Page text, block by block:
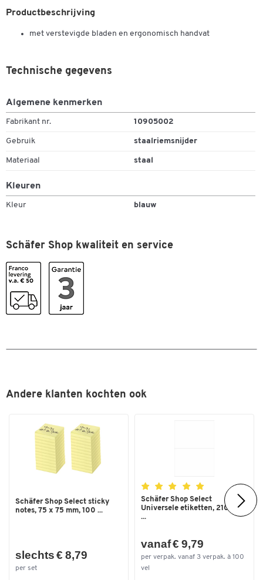
Productbeschrijving
met verstevigde bladen en ergonomisch handvat
Technische gegevens
Algemene kenmerken
Fabrikant nr. 10905002
Gebruik staalriemsnijder
Materiaal staal
Kleuren
Kleur blauw
Schäfer Shop kwaliteit en service
Andere klanten kochten ook
Schäfer Shop Select sticky
notes, 75 x 75 mm, 100 ...
slechts € 8,79
per set
Schäfer Shop Select
Universele etiketten, 210,0 x
...
vanaf € 9,79
per verpak. vanaf 3 verpak. à 100
vel
Dubbelklik om in te zoomen